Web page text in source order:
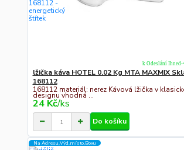
lžička káva HOTEL 0.02 Kg MTA MAXMIX
168112
168112 materiál: nerez Kávová lžička v
designu vhodná ...
24 Kč/ks
k Odeslání Ihned-
Do košíku
Na Adresu,Výd.místo,Boxu